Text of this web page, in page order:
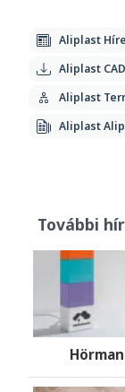
Aliplast
Aliplast CAD
Aliplast
Aliplast
További